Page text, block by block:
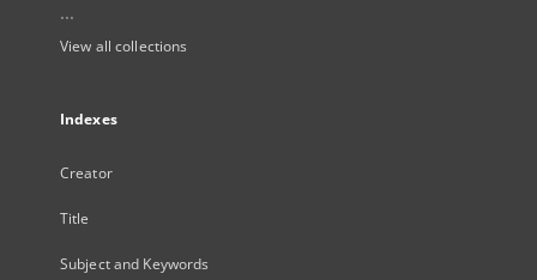
...
View all collections
Indexes
Creator
Title
Subject and Keywords